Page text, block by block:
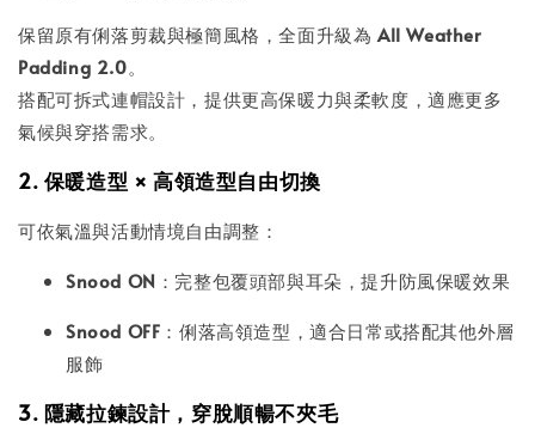
保留原有俐落剪裁與極簡風格，全面升級為 All Weather
Padding 2.0。
搭配可拆式連帽設計，提供更高保暖力與柔軟度，適應更多
氣候與穿搭需求。
2. 保暖造型 × 高領造型自由切換
可依氣溫與活動情境自由調整：
Snood ON ：完整包覆頭部與耳朵，提升防風保暖效果
Snood OFF ：俐落高領造型，適合日常或搭配其他外層
服飾
3. 隱藏拉鍊設計，穿脫順暢不夾毛